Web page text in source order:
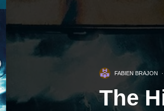
FABIEN BRAJON ·
The